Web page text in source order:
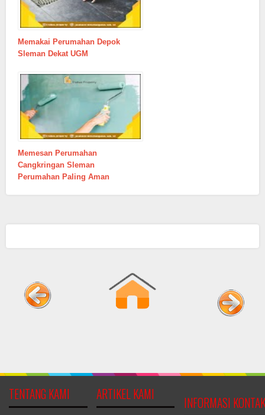
Memakai Perumahan Depok
Sleman Dekat UGM
Memesan Perumahan
Cangkringan Sleman
Perumahan Paling Aman
TENTANG KAMI ARTIKEL KAMI
INFORMASI KONTAK